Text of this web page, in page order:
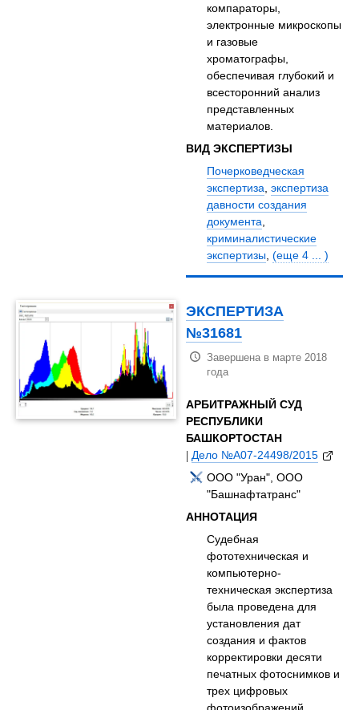
компараторы,
электронные микроскопы
и газовые
хроматографы,
обеспечивая глубокий и
всесторонний анализ
представленных
материалов.
ВИД ЭКСПЕРТИЗЫ
Почерковедческая
экспертиза,экспертиза
давности создания
документа,
криминалистические
экспертизы,(еще 4 ... )
ЭКСПЕРТИЗА
№31681
Завершена в марте 2018
года
АРБИТРАЖНЫЙ СУД
РЕСПУБЛИКИ
БАШКОРТОСТАН
|Дело №А07-24498/2015
ООО "Уран", ООО
"Башнафтатранс"
АННОТАЦИЯ
Судебная
фототехническая и
компьютерно-
техническая экспертиза
была проведена для
установления дат
создания и фактов
корректировки десяти
печатных фотоснимков и
трех цифровых